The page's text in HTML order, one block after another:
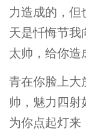
力造成的，但
天是忏悔节我
太帅，给你造
青在你脸上大
帅，魅力四射
为你点起灯来